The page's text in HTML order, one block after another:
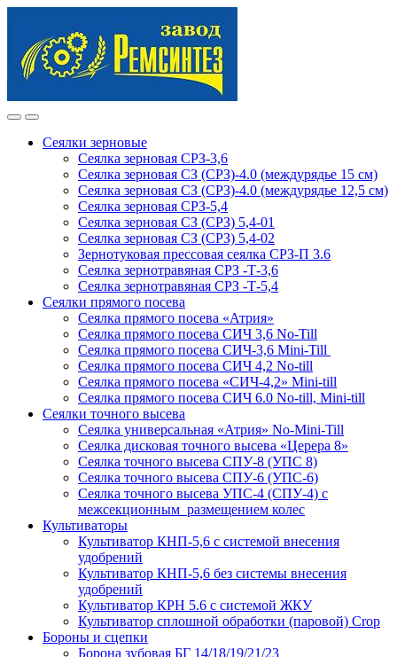
navigation
content
Сеялки зерновые
Сеялка зерновая СРЗ-3,6
Сеялка зерновая СЗ (СРЗ)-4.0 (междурядье 15 см)
Сеялка зерновая СЗ (СРЗ)-4.0 (междурядье 12,5 см)
Сеялка зерновая СРЗ-5,4
Сеялка зерновая СЗ (СРЗ) 5,4-01
Сеялка зерновая СЗ (СРЗ) 5,4-02
Зернотуковая прессовая сеялка СРЗ-П 3.6
Сеялка зернотравяная СРЗ -Т-3,6
Сеялка зернотравяная СРЗ -Т-5,4
Сеялки прямого посева
Сеялка прямого посева «Атрия»
Сеялка прямого посева СИЧ 3,6 No-Till
Сеялка прямого посева СИЧ-3,6 Mini-Till
Сеялка прямого посева СИЧ 4,2 No-till
Сеялка прямого посева «СИЧ-4,2» Mini-till
Сеялка прямого посева СИЧ 6.0 No-till, Mini-till
Сеялки точного высева
Сеялка универсальная «Атрия» No-Mini-Till
Сеялка дисковая точного высева «Церера 8»
Сеялка точного высева СПУ-8 (УПС 8)
Сеялка точного высева СПУ-6 (УПС-6)
Сеялка точного высева УПС-4 (СПУ-4) с
межсекционным размещением колес
Культиваторы
Культиватор КНП-5,6 с системой внесения
удобрений
Культиватор КНП-5,6 без системы внесения
удобрений
Культиватор КРН 5.6 с системой ЖКУ
Культиватор сплошной обработки (паровой) Crop
Бороны и сцепки
Борона зубовая БГ 14/18/19/21/23